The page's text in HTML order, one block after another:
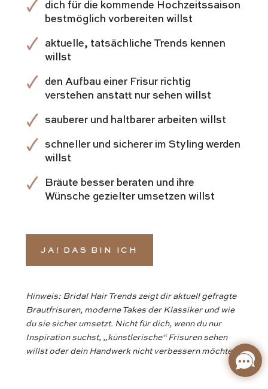
dich für die kommende Hochzeitssaison
bestmöglich vorbereiten willst
aktuelle, tatsächliche Trends kennen
willst
den Aufbau einer Frisur richtig
verstehen anstatt nur sehen willst
sauberer und haltbarer arbeiten willst
schneller und sicherer im Styling werden
willst
Bräute besser beraten und ihre
Wünsche gezielter umsetzen willst
JA! DAS BIN ICH
Hinweis: Bridal Hair Trends zeigt dir aktuell gefragte
Brautfrisuren, moderne Takes der Klassiker und wie
du sie sicher umsetzt. Nicht für dich, wenn du nur
Inspiration suchst, „künstlerische“ Frisuren sehen
willst oder dein Handwerk nicht verbessern möchtest.